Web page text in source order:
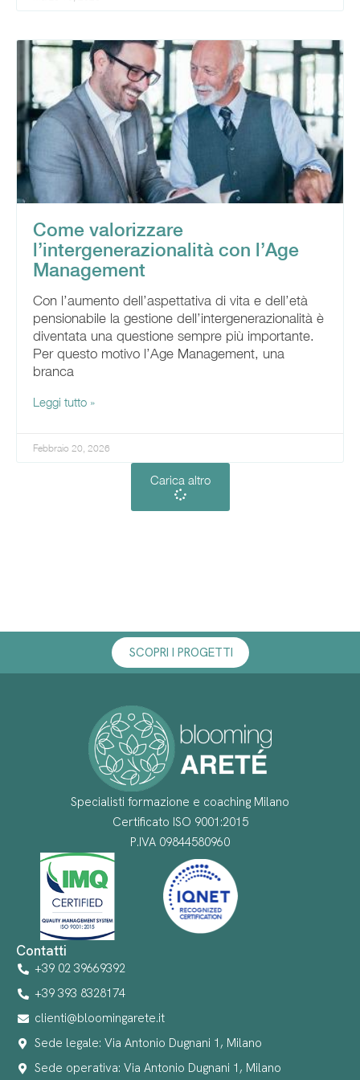
Come valorizzare
l’intergenerazionalità con l’Age
Management
Con l’aumento dell’aspettativa di vita e dell’età
pensionabile la gestione dell’intergenerazionalità è
diventata una questione sempre più importante.
Per questo motivo l’Age Management, una
branca
Leggi tutto »
Febbraio 20, 2026
Carica altro
SCOPRI I PROGETTI
Specialisti formazione e coaching Milano
Certificato ISO 9001:2015
P.IVA 09844580960
Contatti
+39 02 39669392
+39 393 8328174
clienti@bloomingarete.it
Sede legale: Via Antonio Dugnani 1, Milano
Sede operativa: Via Antonio Dugnani 1, Milano